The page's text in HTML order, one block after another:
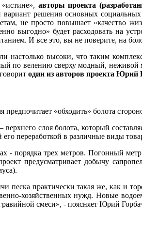
авторы проекта
решения основных
не просто повышает «качество
выгодно» будет расходовать на
И все это, вы не поверите, на
настолько высоки, что таким
по велению сверху модный,
один из авторов проекта Юрий
«обходить» болота
слоя болота, который
переработкой в различные виды
- порядка трех метров. Погонный
предусматривает добычу
песка практически такая же, как и
хозяйственных нужд. Новые
смеси», - поясняет Юрий